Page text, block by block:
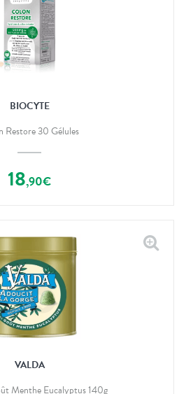
BIOCYTE
Restore 30 Gélules
18,90€
VALDA
Menthe Eucalyptus 140g